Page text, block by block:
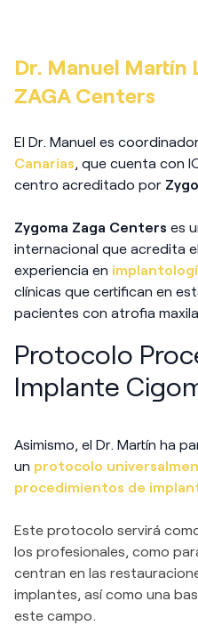
Dr. Manuel Martín
ZAGA Centers
El Dr. Manuel es
Canarias, que cuenta con
centro acreditado por
Zygoma Zaga Centers es
internacional que acredita
experiencia en
clínicas que certifican en
pacientes con atrofia
Protocolo
Implante
Asimismo, el Dr. Martín ha
un protocolo
procedimientos de
Este protocolo servirá
los profesionales, como
centran en las
implantes, así como una
este campo.